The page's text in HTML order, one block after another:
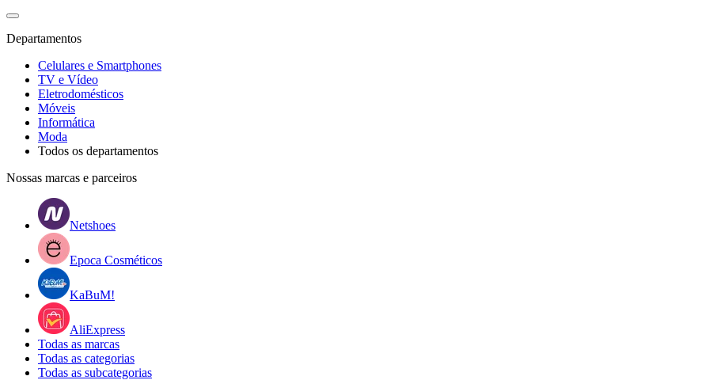
Departamentos
Celulares e Smartphones
TV e Vídeo
Eletrodomésticos
Móveis
Informática
Moda
Todos os departamentos
Nossas marcas e parceiros
Netshoes
Epoca Cosméticos
KaBuM!
AliExpress
Todas as marcas
Todas as categorias
Todas as subcategorias